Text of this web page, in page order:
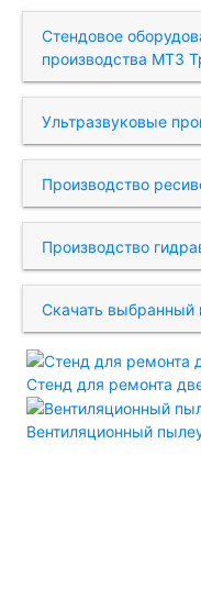
Стендовое
производства МТЗ
Ультразвуковые
Производство
Производство
Скачать выбранный
Стенд для ремонта
Вентиляционный